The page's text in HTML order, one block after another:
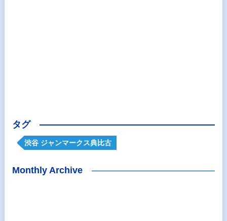
タグ
渋谷 ジャンマークス典比古
Monthly Archive